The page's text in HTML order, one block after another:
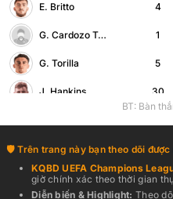
E. Britto 4
G. Cardozo Tomás 1
G. Torilla 5
J. Hankins 30
M. Hamm 1
E. Bernal 59' 5
BT: Bàn
Trên trang này bạn theo dõi
KQBDUEFA Champions
giờ chính xác theo thời gian
Diễn biến & Highlight: Theo